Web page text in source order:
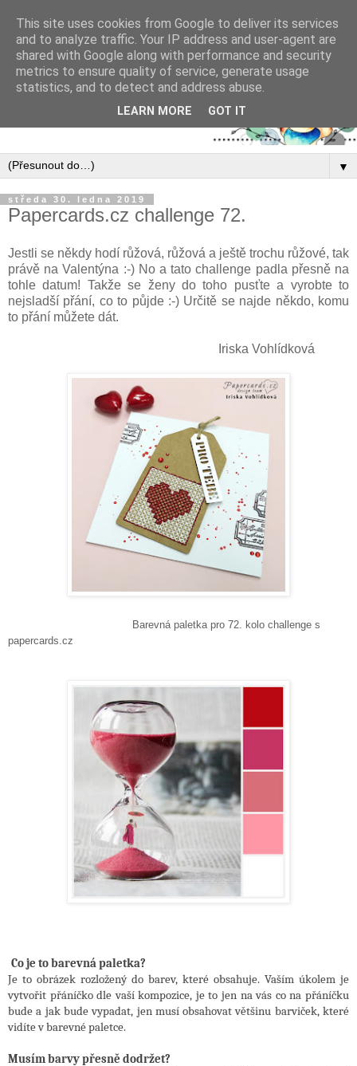
▼
středa 30. ledna 2019
Papercards.cz challenge 72.
Jestli se někdy hodí růžová, růžová a ještě trochu růžové, tak
právě na Valentýna :-) No a tato challenge padla přesně na
tohle datum! Takže se ženy do toho pusťte a vyrobte to
nejsladší přání, co to půjde :-) Určitě se najde někdo, komu
to přání můžete dát.
Iriska Vohlídková
Barevná paletka pro 72. kolo challenge s
papercards.cz
Co je to barevná paletka?
Je to obrázek rozložený do barev, které obsahuje. Vaším úkolem je
vytvořit přáníčko dle vaší kompozice, je to jen na vás co na přáníčku
bude a jak bude vypadat, jen musí obsahovat většinu barviček, které
vidíte v barevné paletce.
Musím barvy přesně dodržet?
This site uses cookies from Google to deliver its services
and to analyze traffic. Your IP address and user-agent are
shared with Google along with performance and security
metrics to ensure quality of service, generate usage
statistics, and to detect and address abuse.
LEARN MORE GOT IT